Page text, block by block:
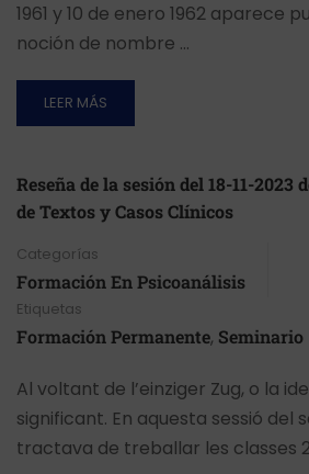
1961 y 10 de enero 1962 aparece
noción de nombre …
LEER MÁS
Reseña de la sesión del 18-11-2023
de Textos y Casos Clínicos
Categorías
Formación En Psicoanálisis
Etiquetas
Formación Permanente, Seminario
Al voltant de l’einziger Zug, o la
significant. En aquesta sessió del
tractava de treballar les classes 2